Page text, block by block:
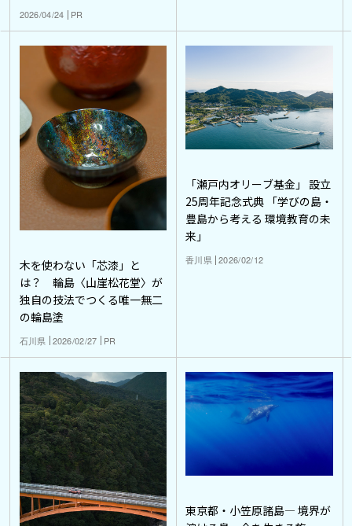
2026/04/24 PR
木を使わない「芯漆」と
は？ 輪島〈山崖松花堂〉が
独自の技法でつくる唯一無二
の輪島塗
石川県 2026/02/27 PR
「瀬戸内オリーブ基金」 設立
25周年記念式典 「学びの島・
豊島から考える 環境教育の未
来」
香川県 2026/02/12
東京都・小笠原諸島― 境界が